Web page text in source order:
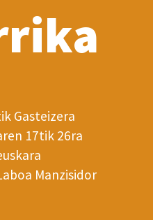
Gasteizera
17tik 26ra
Manzisidor